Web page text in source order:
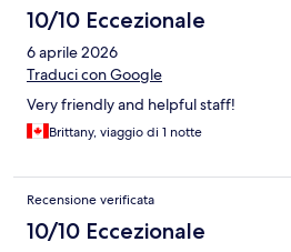
10/10 Eccezionale
6 aprile 2026
Traduci con Google
Very friendly and helpful staff!
Brittany, viaggio di 1 notte
Recensione verificata
10/10 Eccezionale